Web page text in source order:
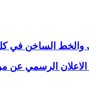
والخط الساخن في